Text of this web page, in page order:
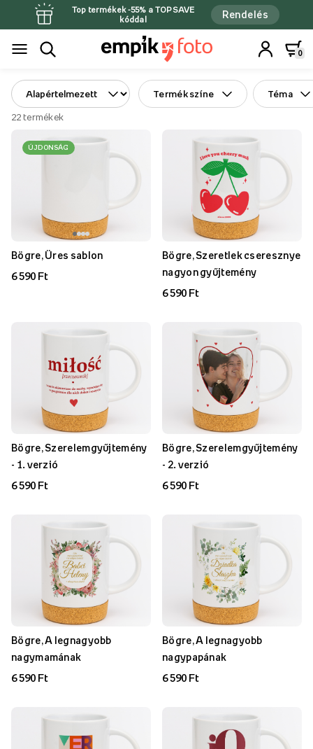
Top termékek -55% a TOPSAVE
kóddal
Rendelés
0
Termék színe Téma
22 termékek
ÚJDONSÁG
Bögre, Üres sablon
6 590 Ft
Bögre, Szeretlek cseresznye
nagyon gyűjtemény
6 590 Ft
Bögre, Szerelemgyűjtemény
- 1. verzió
6 590 Ft
Bögre, Szerelemgyűjtemény
- 2. verzió
6 590 Ft
Bögre, A legnagyobb
nagymamának
6 590 Ft
Bögre, A legnagyobb
nagypapának
6 590 Ft